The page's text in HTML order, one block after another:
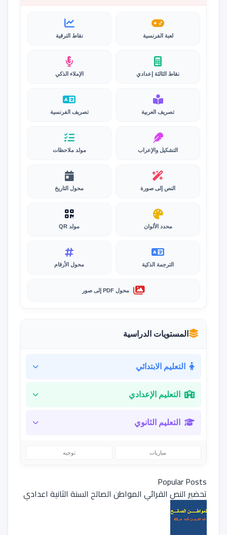
لعبة الفرنسية نقاط الترقية
نقاط الثالثة إعدادي الإملاء الذكي
تصريف العربية تصريف الفرنسية
التشكيل والإعراب مولد ملاحظات
النص إلى صورة محول التاريخ
محدد الألوان مولد QR
الترجمة الذكية محول الأرقام
محول PDF إلى صور
المستويات الدراسية
التعليم الابتدائي
التعليم الإعدادي
التعليم الثانوي
مباريات توجيه
Popular Posts
تحضير النص القرائي المواطن الصالح السنة الثانية اعدادي